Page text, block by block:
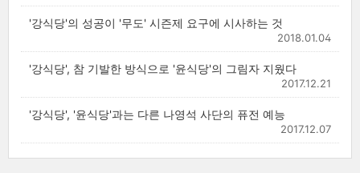
'강식당'의 성공이 '무도' 시즌제 요구에 시사하는 것
2018.01.04
'강식당', 참 기발한 방식으로 '윤식당'의 그림자 지웠다
2017.12.21
'강식당', '윤식당'과는 다른 나영석 사단의 퓨전 예능
2017.12.07